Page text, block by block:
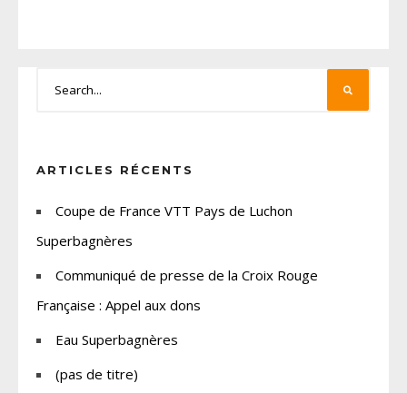
ARTICLES RÉCENTS
Coupe de France VTT Pays de Luchon
Superbagnères
Communiqué de presse de la Croix Rouge
Française : Appel aux dons
Eau Superbagnères
(pas de titre)